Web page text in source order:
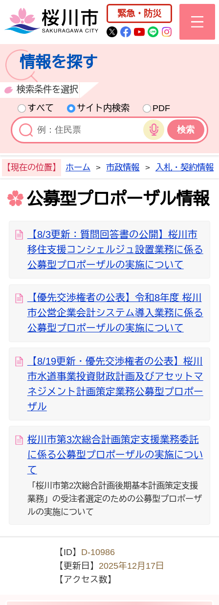
桜川市公式ホー
緊急・防災
桜川市公式Twitter
桜川市公式
桜川市公式
桜川市公式
情報を探す
検索条件を選択
すべて
サイト内検索
PDF
音声検索
【現在の位置】 ホーム > 市政情報 > 入札・契約情報
公募型プロポーザル情報
【8/3更新：質問回答書の公開】桜川市
移住支援コンシェルジュ設置業務に係る
公募型プロポーザルの実施について
【優先交渉権者の公表】令和8年度 桜川
市公営企業会計システム導入業務に係る
公募型プロポーザルの実施について
【8/19更新・優先交渉権者の公表】桜川
市水道事業投資財政計画及びアセットマ
ネジメント計画策定業務公募型プロポー
ザル
桜川市第3次総合計画策定支援業務委託
に係る公募型プロポーザルの実施につい
て
「桜川市第2次総合計画後期基本計画策定支援
業務」の受注者選定のための公募型プロポーザ
ルの実施について
【ID】 D-10986
【更新日】 2025年12月17日
【アクセス数】